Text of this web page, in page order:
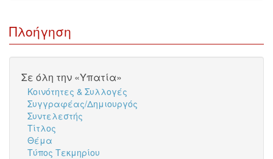
Πλοήγηση
Σε όλη την «Υπατία»
Κοινότητες & Συλλογές
Συγγραφέας/Δημιουργός
Συντελεστής
Τίτλος
Θέμα
Τύπος Τεκμηρίου